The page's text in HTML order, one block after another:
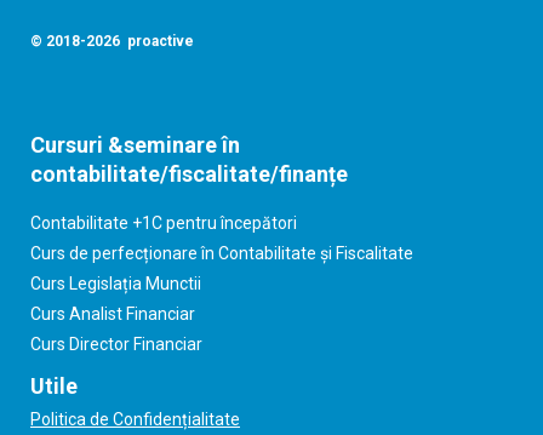
© 2018-2026 proactive
Cursuri &seminare în
contabilitate/fiscalitate/finanțe
Contabilitate +1C pentru începători
Curs de perfecționare în Contabilitate și Fiscalitate
Curs Legislația Munctii
Curs Analist Financiar
Curs Director Financiar
Utile
Politica de Confidențialitate